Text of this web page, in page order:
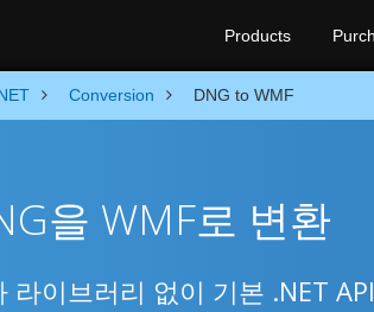
Products
Conversion DNG to WMF
을 WMF로 변환
라이브러리 없이 기본 .NET